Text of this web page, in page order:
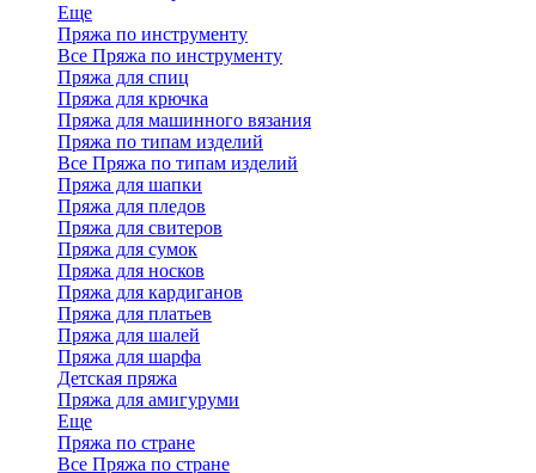
Еще
Пряжа по инструменту
Все Пряжа по инструменту
Пряжа для спиц
Пряжа для крючка
Пряжа для машинного вязания
Пряжа по типам изделий
Все Пряжа по типам изделий
Пряжа для шапки
Пряжа для пледов
Пряжа для свитеров
Пряжа для сумок
Пряжа для носков
Пряжа для кардиганов
Пряжа для платьев
Пряжа для шалей
Пряжа для шарфа
Детская пряжа
Пряжа для амигуруми
Еще
Пряжа по стране
Все Пряжа по стране